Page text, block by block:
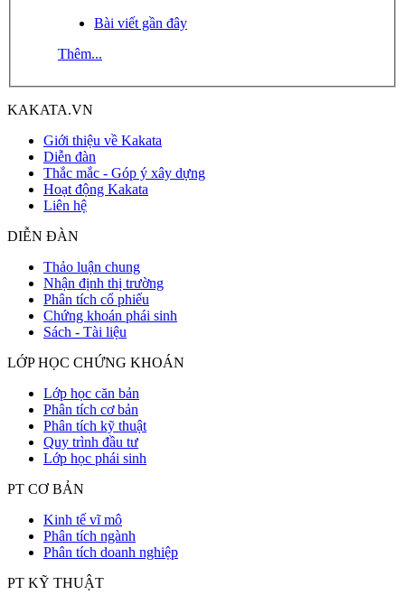
Bài viết gần đây
Thêm...
KAKATA.VN
Giới thiệu về Kakata
Diễn đàn
Thắc mắc - Góp ý xây dựng
Hoạt động Kakata
Liên hệ
DIỄN ĐÀN
Thảo luận chung
Nhận định thị trường
Phân tích cổ phiếu
Chứng khoán phái sinh
Sách - Tài liệu
LỚP HỌC CHỨNG KHOÁN
Lớp học căn bản
Phân tích cơ bản
Phân tích kỹ thuật
Quy trình đầu tư
Lớp học phái sinh
PT CƠ BẢN
Kinh tế vĩ mô
Phân tích ngành
Phân tích doanh nghiệp
PT KỸ THUẬT